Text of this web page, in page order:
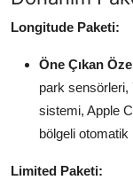
Longitude Paketi:
Öne Çıkan
park sensörleri,
sistemi, Apple
bölgeli
Limited Paketi: